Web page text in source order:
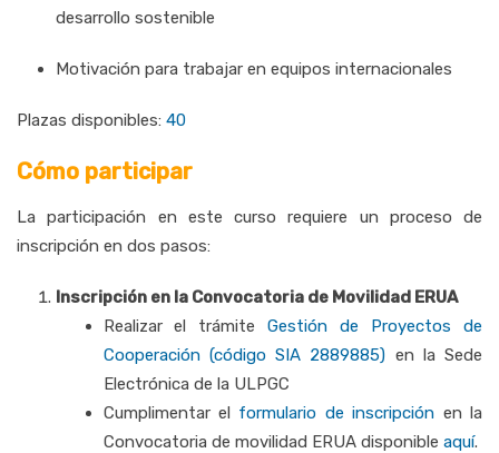
desarrollo sostenible
Motivación para trabajar en equipos internacionales
Plazas disponibles: 40
Cómo participar
La participación en este curso requiere un proceso de
inscripción en dos pasos:
Inscripción en la Convocatoria de Movilidad ERUA
Realizar el trámiteGestión de Proyectos de
Cooperación (código SIA 2889885) en la Sede
Electrónica de la ULPGC
Cumplimentar el formulario de inscripción en la
Convocatoria de movilidad ERUA disponible aquí.